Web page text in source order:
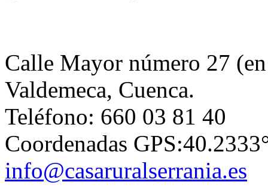
Calle Mayor número 27
Valdemeca, Cuenca.
Teléfono: 660 03 81 40
Coordenadas
info@casaruralserrania.es